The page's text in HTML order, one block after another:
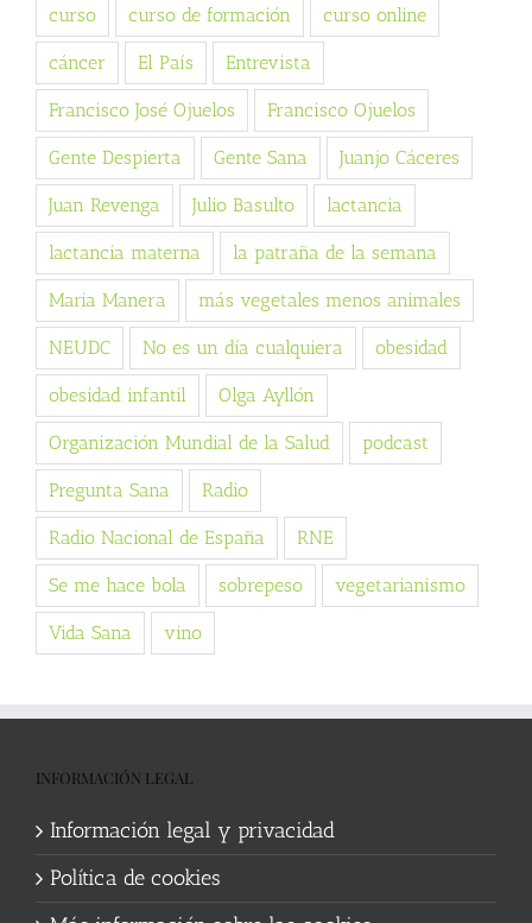
curso curso de formación curso online
cáncer El País Entrevista
Francisco José Ojuelos Francisco Ojuelos
Gente Despierta Gente Sana Juanjo Cáceres
Juan Revenga Julio Basulto lactancia
lactancia materna la patraña de la semana
Maria Manera más vegetales menos animales
NEUDC No es un día cualquiera obesidad
obesidad infantil Olga Ayllón
Organización Mundial de la Salud podcast
Pregunta Sana Radio
Radio Nacional de España RNE
Se me hace bola sobrepeso vegetarianismo
Vida Sana vino
INFORMACIÓN LEGAL
Información legal y privacidad
Política de cookies